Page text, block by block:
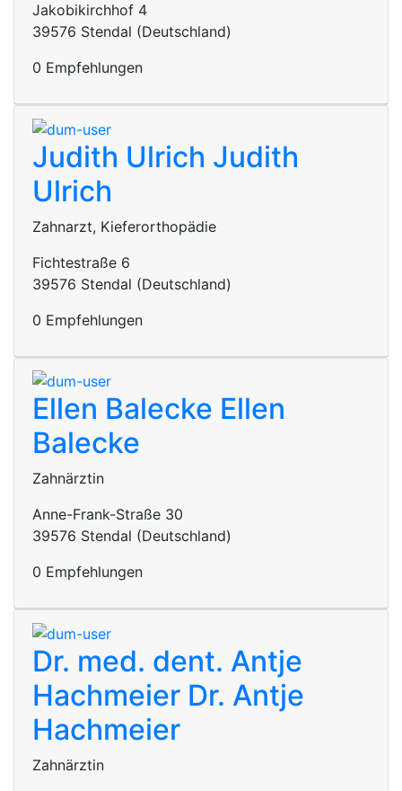
Jakobikirchhof 4
39576 Stendal (Deutschland)
0 Empfehlungen
Judith Ulrich Judith
Ulrich
Zahnarzt, Kieferorthopädie
Fichtestraße 6
39576 Stendal (Deutschland)
0 Empfehlungen
Ellen Balecke Ellen
Balecke
Zahnärztin
Anne-Frank-Straße 30
39576 Stendal (Deutschland)
0 Empfehlungen
Dr. med. dent. Antje
Hachmeier Dr. Antje
Hachmeier
Zahnärztin